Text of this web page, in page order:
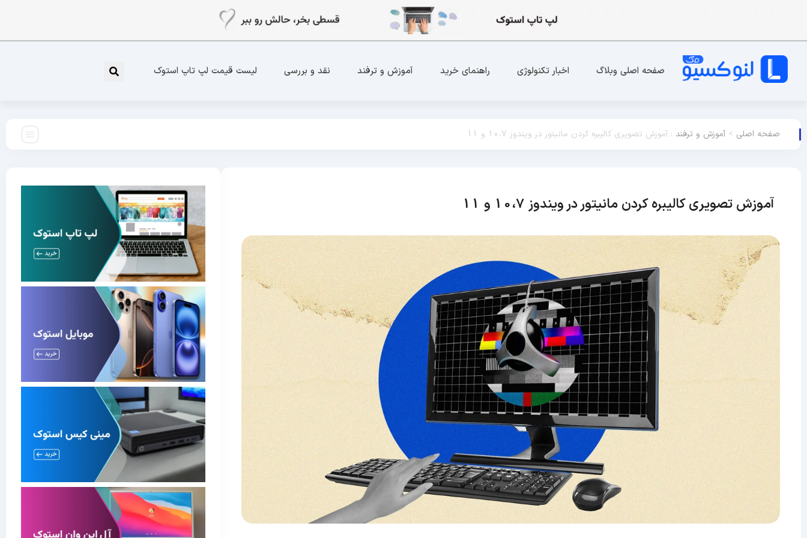
صفحه اصلی وبلاگ اخبار تکنولوژی راهنمای خرید آموزش و ترفند نقد و بررسی لیست قیمت لپ تاپ استوک
صفحه اصلی > آموزش و ترفند : آموزش تصویری کالیبره کردن مانیتور در ویندوز 10،7 و 11
آموزش تصویری کالیبره کردن مانیتور در ویندوز 10،7 و 11